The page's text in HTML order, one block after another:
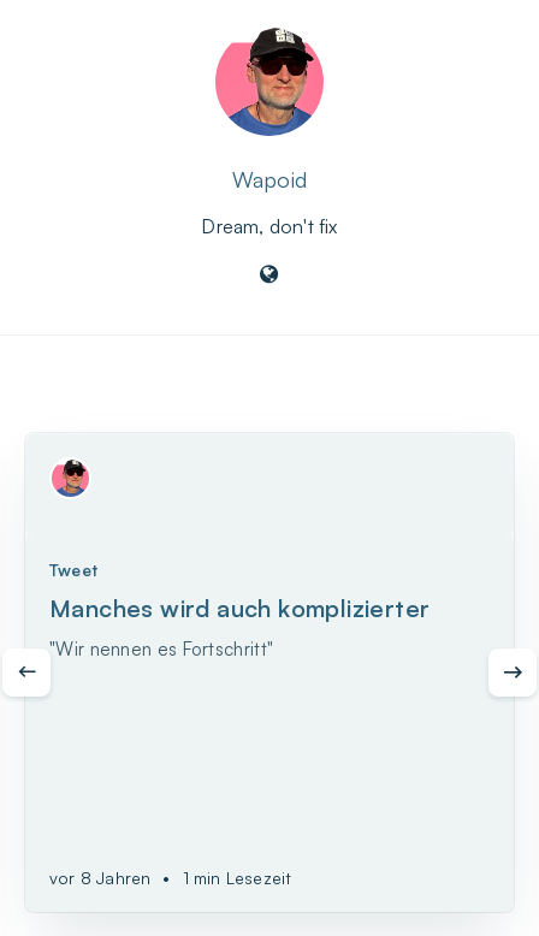
Wapoid
Dream, don't fix
Tweet
Manches wird auch komplizierter
"Wir nennen es Fortschritt"
vor 8 Jahren • 1 min Lesezeit